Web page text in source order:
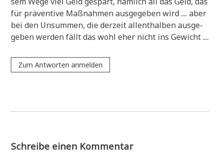
für prä­ven­ti­ve Maß­nah­men aus­ge­ge­ben wird .... aber
bei den Unsum­men, die der­zeit allent­hal­ben aus­ge­
ge­ben wer­den fällt das wohl eher nicht ins Gewicht ....
Zum Antworten anmelden
Schreibe einen Kommentar